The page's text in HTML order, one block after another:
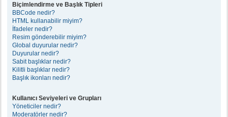
Biçimlendirme ve Başlık Tipleri
BBCode nedir?
HTML kullanabilir miyim?
İfadeler nedir?
Resim gönderebilir miyim?
Global duyurular nedir?
Duyurular nedir?
Sabit başlıklar nedir?
Kilitli başlıklar nedir?
Başlık ikonları nedir?
Kullanıcı Seviyeleri ve Grupları
Yöneticiler nedir?
Moderatörler nedir?